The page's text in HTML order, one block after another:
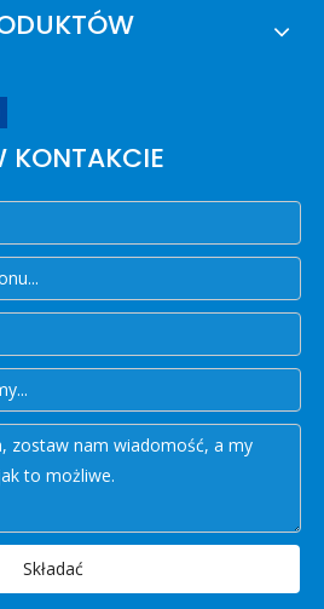
KONTAKCIE
Składać